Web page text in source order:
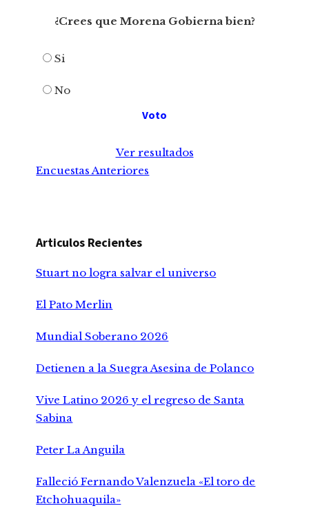
¿Crees que Morena Gobierna bien?
Si
No
Ver resultados
Encuestas Anteriores
Articulos Recientes
Stuart no logra salvar el universo
El Pato Merlin
Mundial Soberano 2026
Detienen a la Suegra Asesina de Polanco
Vive Latino 2026 y el regreso de Santa
Sabina
Peter La Anguila
Falleció Fernando Valenzuela «El toro de
Etchohuaquila»